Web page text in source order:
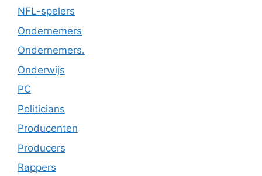
NFL-spelers
Ondernemers
Ondernemers.
Onderwijs
PC
Politicians
Producenten
Producers
Rappers